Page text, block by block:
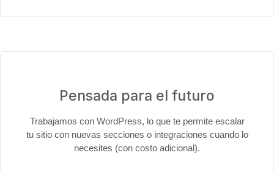
Pensada para el futuro
Trabajamos con WordPress, lo que te permite escalar
tu sitio con nuevas secciones o integraciones cuando lo
necesites (con costo adicional).